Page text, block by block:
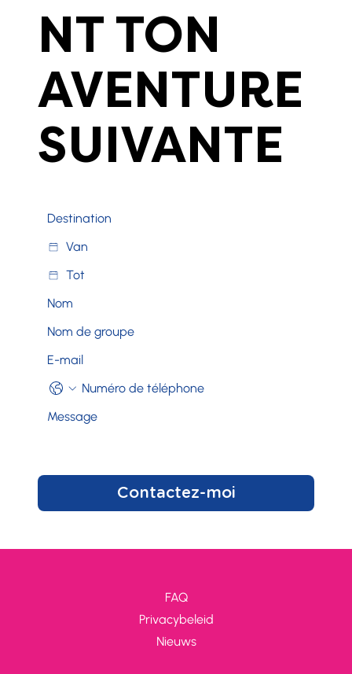
NT TON
AVENTURE
SUIVANTE
Contactez-moi
FAQ
Privacybeleid
Nieuws